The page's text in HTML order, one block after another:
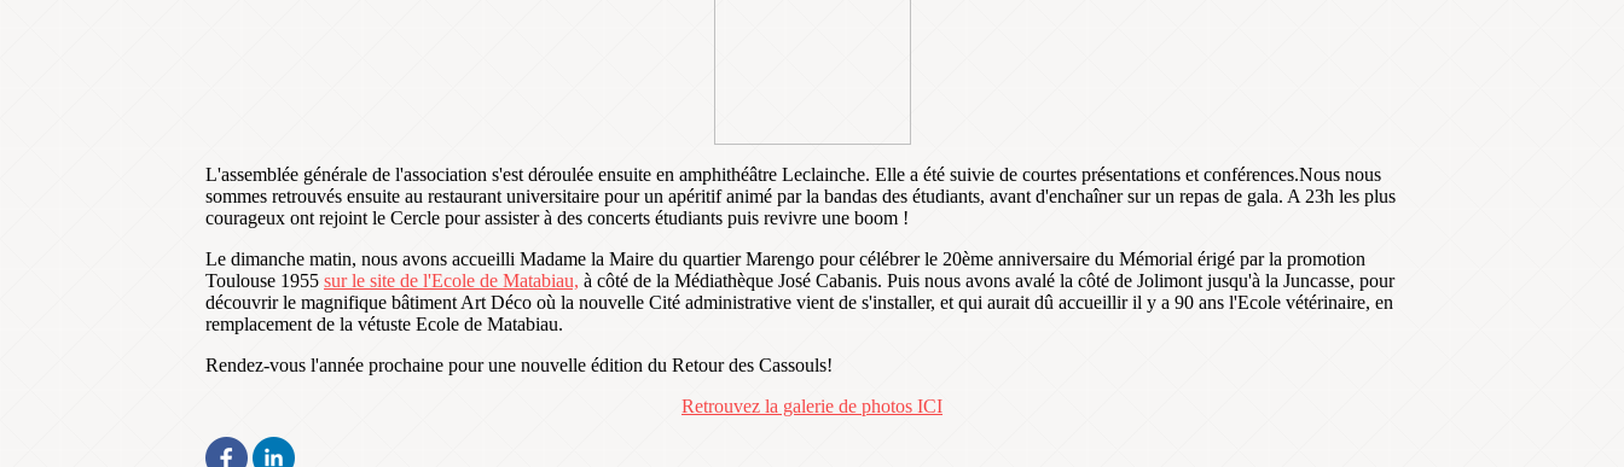
L'assemblée générale de l'association s'est déroulée ensuite en amphithéâtre Leclainche. Elle a été suivie de courtes présentations et conférences.Nous nous
sommes retrouvés ensuite au restaurant universitaire pour un apéritif animé par la bandas des étudiants, avant d'enchaîner sur un repas de gala. A 23h les plus
courageux ont rejoint le Cercle pour assister à des concerts étudiants puis revivre une boom !
Le dimanche matin, nous avons accueilli Madame la Maire du quartier Marengo pour célébrer le 20ème anniversaire du Mémorial érigé par la promotion
Toulouse 1955 sur le site de l'Ecole de Matabiau, à côté de la Médiathèque José Cabanis. Puis nous avons avalé la côté de Jolimont jusqu'à la Juncasse, pour
découvrir le magnifique bâtiment Art Déco où la nouvelle Cité administrative vient de s'installer, et qui aurait dû accueillir il y a 90 ans l'Ecole vétérinaire, en
remplacement de la vétuste Ecole de Matabiau.
Rendez-vous l'année prochaine pour une nouvelle édition du Retour des Cassouls!
Retrouvez la galerie de photos ICI